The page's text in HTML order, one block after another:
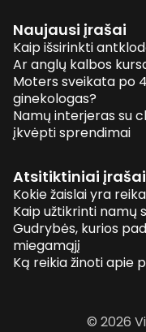
Naujausi įrašai
Kaip išsirinkti
Ar anglų kalbos
Moters sveikata po
ginekologas?
Namų interjeras su
įkvėpti sprendimai
Atsitiktiniai įrašai
Kokie žaislai yra
Kaip užtikrinti namų
Gudrybės, kurios
miegamąjį
Ką reikia žinoti apie
© 2026